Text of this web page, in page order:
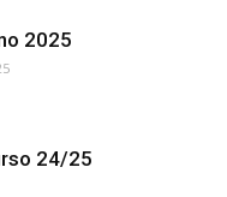
2025
24/25